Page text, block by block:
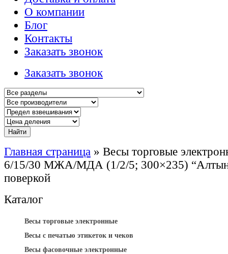
О компании
Блог
Контакты
Заказать звонок
Заказать звонок
Главная страница » Весы торговые
6/15/30 МЖА/МДА (1/2/5; 300×235) “Алтын
поверкой
Каталог
Весы торговые электронные
Весы с печатью этикеток и чеков
Весы фасовочные электронные